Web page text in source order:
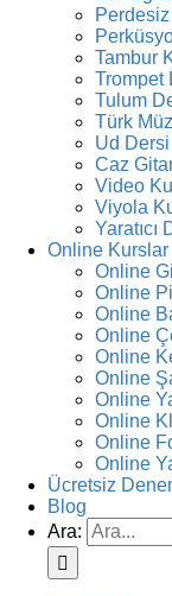
Tambur
Trompet
Tulum
Türk
Ud Dersi
Caz
Video
Viyola
Yaratıcı
Online Kurslar
Online
Online
Online
Online
Online
Online
Online
Online
Online
Online
Ücretsiz
Blog
Ara: